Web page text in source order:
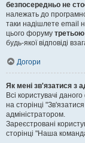
безпосередньо не
належать до
таки надішлете email
цього форуму
будь-якої відповіді
Догори
Як мені зв'язатися з
Всі користувачі
на сторінці
адміністратором.
Зареєстровані
сторінці "Наша